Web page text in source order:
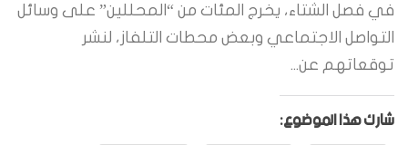
في فصل الشتاء، يخرج المئات من “المحللين” على وسائل
التواصل الاجتماعي وبعض محطات التلفاز، لنشر
توقعاتهم عن...
شارك هذا الموضوع: